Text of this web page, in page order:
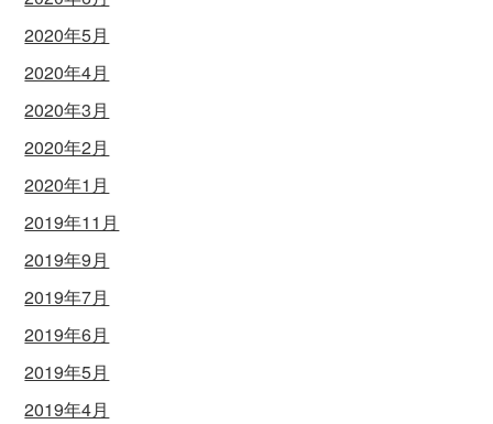
2020年5月
2020年4月
2020年3月
2020年2月
2020年1月
2019年11月
2019年9月
2019年7月
2019年6月
2019年5月
2019年4月